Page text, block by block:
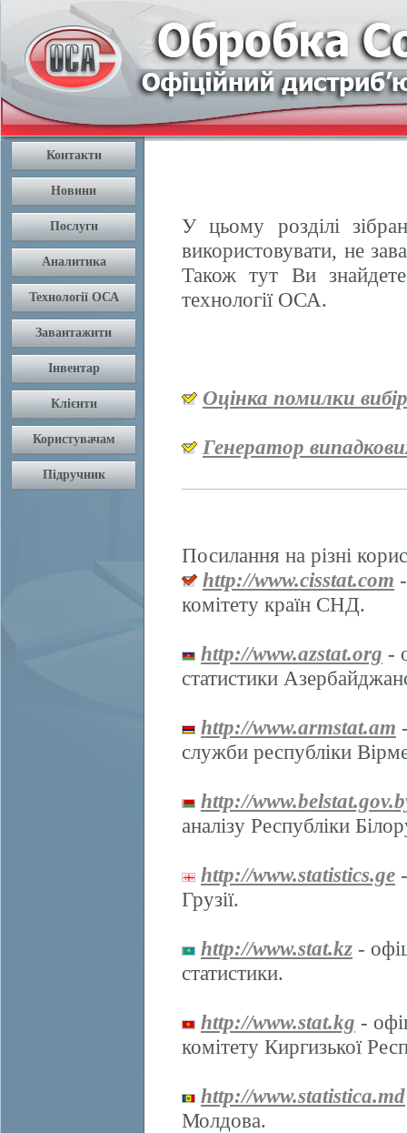
У цьому розділі
використовувати, не
Також тут Ви
технології ОСА.
Оцінка помилки
Генератор
Посилання на різні
http://www.cisstat.com
комітету країн СНД.
http://www.azstat.org -
статистики
http://www.armstat.am
служби республіки
http://
аналізу Республіки
http://www.statistics.ge
Грузії.
http://www.stat.kz -
статистики.
http://www.stat.kg -
комітету Киргизької
http://www.statistica.md
Молдова.